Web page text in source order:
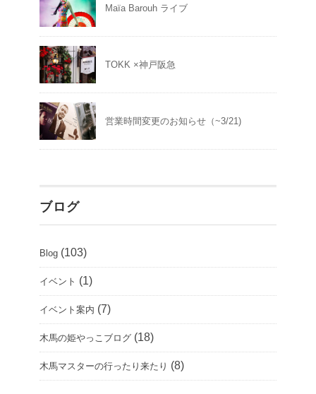
Maïa Barouh ライブ
TOKK ×神戸阪急
営業時間変更のお知らせ（~3/21)
ブログ
Blog (103)
イベント (1)
イベント案内 (7)
木馬の姫やっこブログ (18)
木馬マスターの行ったり来たり (8)